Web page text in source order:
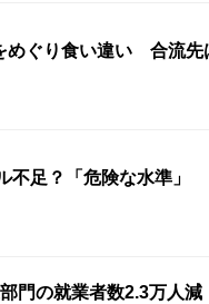
ぐり食い違い 合流先
不足？「危険な水準」
門の就業者数2.3万人